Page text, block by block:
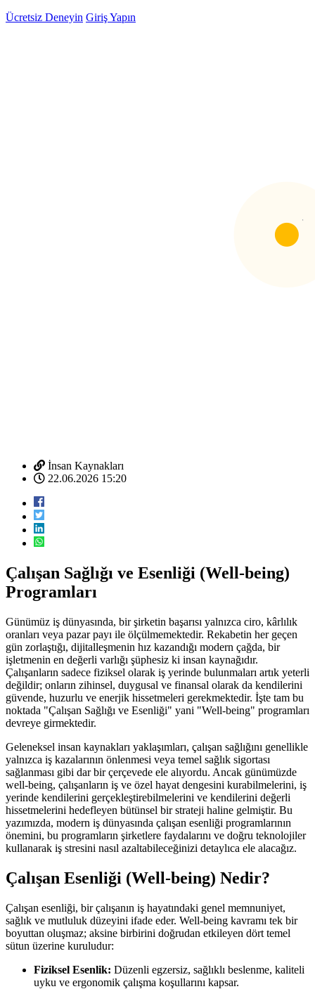
Ücretsiz Deneyin Giriş Yapın
İnsan Kaynakları
22.06.2026 15:20
Çalışan Sağlığı ve Esenliği (Well-being)
Programları
Günümüz iş dünyasında, bir şirketin başarısı yalnızca ciro, kârlılık
oranları veya pazar payı ile ölçülmemektedir. Rekabetin her geçen
gün zorlaştığı, dijitalleşmenin hız kazandığı modern çağda, bir
işletmenin en değerli varlığı şüphesiz ki insan kaynağıdır.
Çalışanların sadece fiziksel olarak iş yerinde bulunmaları artık yeterli
değildir; onların zihinsel, duygusal ve finansal olarak da kendilerini
güvende, huzurlu ve enerjik hissetmeleri gerekmektedir. İşte tam bu
noktada "Çalışan Sağlığı ve Esenliği" yani "Well-being" programları
devreye girmektedir.
Geleneksel insan kaynakları yaklaşımları, çalışan sağlığını genellikle
yalnızca iş kazalarının önlenmesi veya temel sağlık sigortası
sağlanması gibi dar bir çerçevede ele alıyordu. Ancak günümüzde
well-being, çalışanların iş ve özel hayat dengesini kurabilmelerini, iş
yerinde kendilerini gerçekleştirebilmelerini ve kendilerini değerli
hissetmelerini hedefleyen bütünsel bir strateji haline gelmiştir. Bu
yazımızda, modern iş dünyasında çalışan esenliği programlarının
önemini, bu programların şirketlere faydalarını ve doğru teknolojiler
kullanarak iş stresini nasıl azaltabileceğinizi detaylıca ele alacağız.
Çalışan Esenliği (Well-being) Nedir?
Çalışan esenliği, bir çalışanın iş hayatındaki genel memnuniyet,
sağlık ve mutluluk düzeyini ifade eder. Well-being kavramı tek bir
boyuttan oluşmaz; aksine birbirini doğrudan etkileyen dört temel
sütun üzerine kuruludur:
Fiziksel Esenlik: Düzenli egzersiz, sağlıklı beslenme, kaliteli
uyku ve ergonomik çalışma koşullarını kapsar.